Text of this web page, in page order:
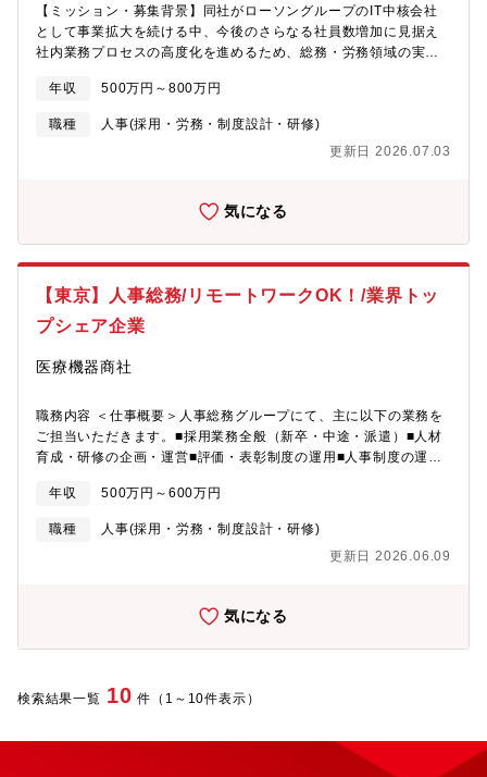
領域の中核人材として専門性を深めていくことに加え、健康経営
や安全衛生など周辺領域へと担当範囲を広げていくことも可能で
す。ご志向や適性に応じて、企画推進の中心的な役割を担ってい
に創業120年を迎え、今後は提供価値を国内だけではなくグローバ
ルで貢献していくことを視野にリブランディングを実施しまし
「好奇心を人生に」を設定、企業ロゴを含むコーポレートアイデ
り、「好奇心」を持つことで学ぶことの楽しさ、働くことへの発
見、生きることへの喜びが生み出されると考えます。当社は生活
者の「学びたい」「働きたい」「暮らしたい」という思いがうま
れ、それぞれの好奇心がつながり、協働することで社会を良くし
ていくこと、すべての人生を豊かにできるよう、新しいものづく
り、コトづくりを通じて、「好奇心」を世界中へ届けていくこと
を目指します。現在は2030年にむけた長期ビジョンを策定し、中
に改善や成長に挑戦しています。空間価値ドメイン／ビジネスサ
メインを3つに再設定し、モノ視点から将来の市場（顧客）ニーズ
の変化を捉えたコト視点への転換を進めています。
【ミッション・募集背景】同社がローソングループのIT中核会社
として事業拡大を続ける中、今後のさらなる社員数増加に見据え
社内業務プロセスの高度化を進めるため、総務・労務領域の実務
合は総務：労務＝7:3のイメージですが、その方の経験に応じて柔
軟に役割は検討いたします。【具体的な業務内容】①総務※メン
バーがパフォーマンスを最大限に発揮できる環境作りに関与いた
だきます■オフィス運営・環境整備、備品管理、固定資産管理、
社施策等の企画・運営サポート■他コーポレートメンバー（経営企
までの各種手続きおよび管理を担当していただきます■給与計算、
休暇管理など）の徹底と是正指導■安全衛生管理、健康診断の運営
■就業規則や社内規定の改定サポート■その他労務視点での組織の
会社としての安定性と成長性を両立できるポジションです。■労務
ことができます。■「決まった総務」ではなく、これから創ってい
く総務・労務をご担当いただきます。【組織について】コーポレ
ート部（部長） ∟経営企画ユニット（ユニット長） ー経営
企画（リーダー1名、メンバー1名） ー情報システム（リーダ
ー財務経理／契約（リーダー1名、3.5名） ∟人事総務ユニット
（ユニット長） ー労総人（リーダー1名、メンバー1名）★本
ーダー1名、メンバー1名） ー統制（リーダー1名）【キャリア
て、法改正対応や働き方改革の企画推進などより戦略的な役割を
ンデジタルイノベーション（LDI）は2016年 1月に、ローソンの
ローソングループ理念のもと、『最新のテクノロジーとデータを
年収 500万円～800万円
職種
人事(採用・労務・制度設計・研修)
更新日 2026.07.03
気になる
【東京】人事総務/リモートワークOK！/業界トッ
プシェア企業
医療機器商社
職務内容 ＜仕事概要＞人事総務グループにて、主に以下の業務を
ご担当いただきます。■採用業務全般（新卒・中途・派遣）■人材
育成・研修の企画・運営■評価・表彰制度の運用■人事制度の運
化・DX推進将来的には、人事総務グループ全体の以下の業務にも
携わっていただきます。■労務業務全般（給与計算、社会保険手続
き、福利厚生、勤怠管理 等）■総務業務全般（社有車管理、社宅
管理、施設管理 等）＜求める人材像＞・人事総務領域において、
ンを大切にし、関係者と円滑に対話できる方。・ロジカルな志向
を支えるやりがいがあります。・自身のアイディアや提案が制度
や施策として実現し、組織全体の働きやすさ・成長に貢献できま
ることができます。・働き方や組織風土の改善など、社員一人ひ
とりの働く環境を直接支援できる実感があります。・挑戦と進化
年収 500万円～600万円
職種
人事(採用・労務・制度設計・研修)
更新日 2026.06.09
気になる
検索結果一覧 10 件（1～10件表示）